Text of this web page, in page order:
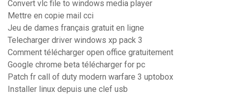
Convert vlc file to windows media player
Mettre en copie mail cci
Jeu de dames français gratuit en ligne
Telecharger driver windows xp pack 3
Comment télécharger open office gratuitement
Google chrome beta télécharger for pc
Patch fr call of duty modern warfare 3 uptobox
Installer linux depuis une clef usb